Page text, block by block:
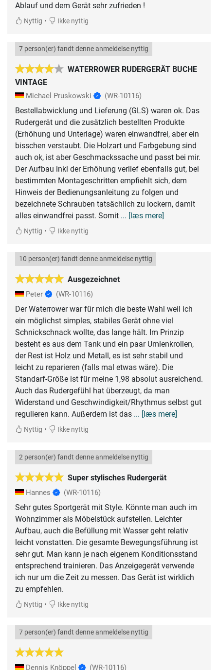
Ablauf und dem Gerät sehr zufrieden !
Nyttig • Ikke nyttig
WATERROWER RUDERGERÄT BUCHE
VINTAGE
7 person(er) fandt denne anmeldelse nyttig
Michael Pruskowski (WR-10116)
Bestellabwicklung und Lieferung (GLS) waren ok. Das
Rudergerät und die zusätzlich bestellten Produkte
(Erhöhung und Unterlage) waren einwandfrei, aber ein
bisschen verstaubt. Die Holzart und Farbgebung sind
auch ok, ist aber Geschmackssache und passt bei mir.
Der Aufbau inkl der Erhöhung verlief ebenfalls gut, bei
bestimmten Montageschritten empfiehlt sich, dem
Hinweis der Bedienungsanleitung zu folgen und
bezeichnete Schrauben tatsächlich zu lockern, damit
alles einwandfrei passt. Somit ... [læs mere]
Nyttig • Ikke nyttig
Ausgezeichnet
10 person(er) fandt denne anmeldelse nyttig
Peter (WR-10116)
Der Waterrower war für mich die beste Wahl weil ich
ein möglichst simples, stabiles Gerät ohne viel
Schnickschnack wollte, das lange hält. Im Prinzip
besteht es aus dem Tank und ein paar Umlenkrollen,
der Rest ist Holz und Metall, es ist sehr stabil und
leicht zu reparieren (falls mal etwas wäre). Die
Standarf-Größe ist für meine 1,98 absolut ausreichend.
Auch das Rudergefühl hat überzeugt, da man
Widerstand und Geschwindigkeit/Rhythmus selbst gut
regulieren kann. Außerdem ist das ... [læs mere]
Nyttig • Ikke nyttig
Super stylisches Rudergerät
2 person(er) fandt denne anmeldelse nyttig
Hannes (WR-10116)
Sehr gutes Sportgerät mit Style. Könnte man auch im
Wohnzimmer als Möbelstück aufstellen. Leichter
Aufbau, auch die Befüllung mit Wasser geht relativ
leicht vonstatten. Die gesamte Bewegungsführung ist
sehr gut. Man kann je nach eigenem Konditionsstand
entsprechend trainieren. Das Anzeigegerät verwende
ich nur um die Zeit zu messen. Das Gerät ist wirklich
zu empfehlen.
Nyttig • Ikke nyttig
7 person(er) fandt denne anmeldelse nyttig
Dennis Knöppel (WR-10116)